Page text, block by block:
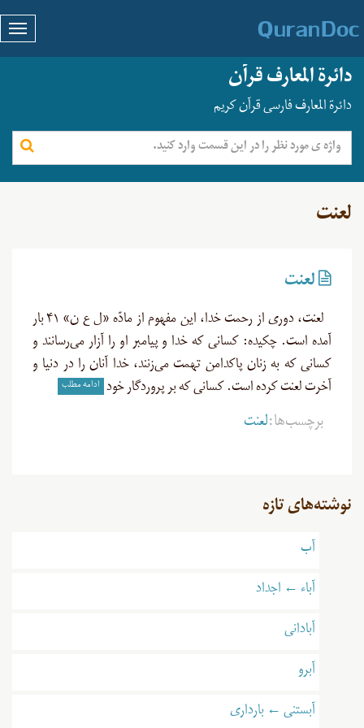
دائرة المعارف قرآن
دائرة المعارف فارسی قرآن کریم
لعنت
لعنت
لعنت، دوری از رحمت خدا، این مفهوم از مادّه «ل ع ن» ۴۱ بار
آمده است. چکیده: کسانی که خدا و پیامبر او را آزار می‌رسانند و
کسانی که به زنان پاکدامن تهمت می‌زنند، خدا آنان را در دنیا و
آخرت لعنت کرده است. کسانی که بر پروردگار خود
ادامه مطلب
برچسب‌ها:لعنت
نوشته‌های تازه
آب
آباء ← اجداد
آبادانی
آبرو
آبستنی ← بارداری